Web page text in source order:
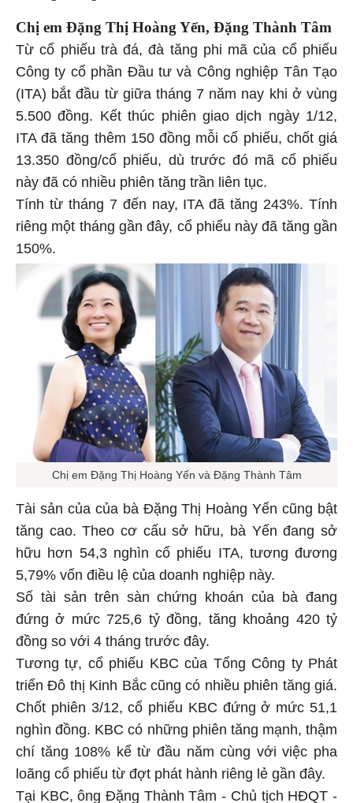
Chị em Đặng Thị Hoàng Yến, Đặng Thành Tâm
Từ cổ phiếu trà đá, đà tăng phi mã của cổ phiếu
Công ty cổ phần Đầu tư và Công nghiệp Tân Tạo
(ITA) bắt đầu từ giữa tháng 7 năm nay khi ở vùng
5.500 đồng. Kết thúc phiên giao dịch ngày 1/12,
ITA đã tăng thêm 150 đồng mỗi cổ phiếu, chốt giá
13.350 đồng/cổ phiếu, dù trước đó mã cổ phiếu
này đã có nhiều phiên tăng trần liên tục.
Tính từ tháng 7 đến nay, ITA đã tăng 243%. Tính
riêng một tháng gần đây, cổ phiếu này đã tăng gần
150%.
Chị em Đặng Thị Hoàng Yến và Đặng Thành Tâm
Tài sản của của bà Đặng Thị Hoàng Yến cũng bật
tăng cao. Theo cơ cấu sở hữu, bà Yến đang sở
hữu hơn 54,3 nghìn cổ phiếu ITA, tương đương
5,79% vốn điều lệ của doanh nghiệp này.
Số tài sản trên sàn chứng khoán của bà đang
đứng ở mức 725,6 tỷ đồng, tăng khoảng 420 tỷ
đồng so với 4 tháng trước đây.
Tương tự, cổ phiếu KBC của Tổng Công ty Phát
triển Đô thị Kinh Bắc cũng có nhiều phiên tăng giá.
Chốt phiên 3/12, cổ phiếu KBC đứng ở mức 51,1
nghìn đồng. KBC có những phiên tăng mạnh, thậm
chí tăng 108% kể từ đầu năm cùng với việc pha
loãng cổ phiếu từ đợt phát hành riêng lẻ gần đây.
Tại KBC, ông Đặng Thành Tâm - Chủ tịch HĐQT -